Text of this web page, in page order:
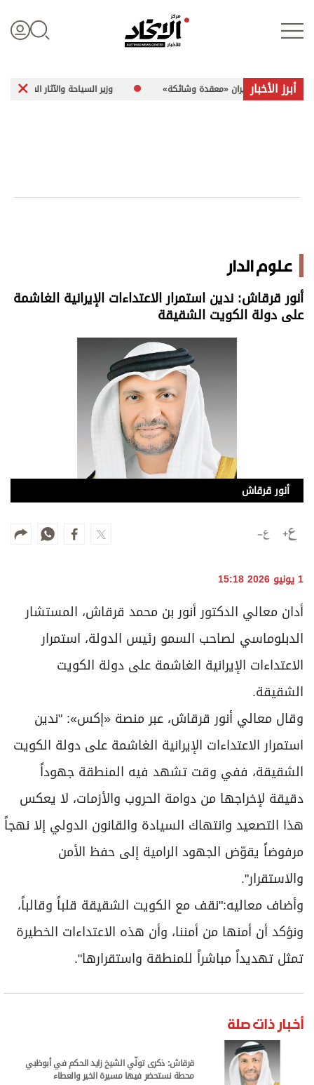
علوم الدار
اقتصاد
الرياضة
وجهات نظر
فيديو
إنفوجراف
قصة صورة
كاريكتير
برامج
عدد اليوم
مواقيت الصلاة
الأحوال الجوية
أبرز الأخبار
مع إيران «معقدة وشائكة» وزير السياحة والآثار الفلسطيني لـ«الاتحاد»: 260 موقعاً أثرياً في غزة
علوم الدار
أنور قرقاش: ندين استمرار الاعتداءات الإيرانية الغاشمة
على دولة الكويت الشقيقة
أنور قرقاش
1 يونيو 2026 15:18
أدان معالي الدكتور أنور بن محمد قرقاش، المستشار
الدبلوماسي لصاحب السمو رئيس الدولة، استمرار
الاعتداءات الإيرانية الغاشمة على دولة الكويت
الشقيقة.
وقال معالي أنور قرقاش، عبر منصة «إكس»: "ندين
استمرار الاعتداءات الإيرانية الغاشمة على دولة الكويت
الشقيقة، ففي وقت تشهد فيه المنطقة جهوداً
دقيقة لإخراجها من دوامة الحروب والأزمات، لا يعكس
هذا التصعيد وانتهاك السيادة والقانون الدولي إلا نهجاً
مرفوضاً يقوّض الجهود الرامية إلى حفظ الأمن
والاستقرار".
وأضاف معاليه:"نقف مع الكويت الشقيقة قلباً وقالباً،
ونؤكد أن أمنها من أمننا، وأن هذه الاعتداءات الخطيرة
تمثل تهديداً مباشراً للمنطقة واستقرارها".
أخبار ذات صلة
قرقاش: ذكرى تولّي الشيخ زايد الحكم في أبوظبي
محطة نستحضر فيها مسيرة الخير والعطاء